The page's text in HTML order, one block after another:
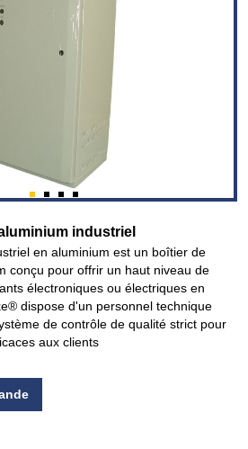
industriel
en aluminium est un boîtier de
conçu pour offrir un haut niveau de
électroniques ou électriques en
dispose d'un personnel technique
de contrôle de qualité strict pour
aux clients